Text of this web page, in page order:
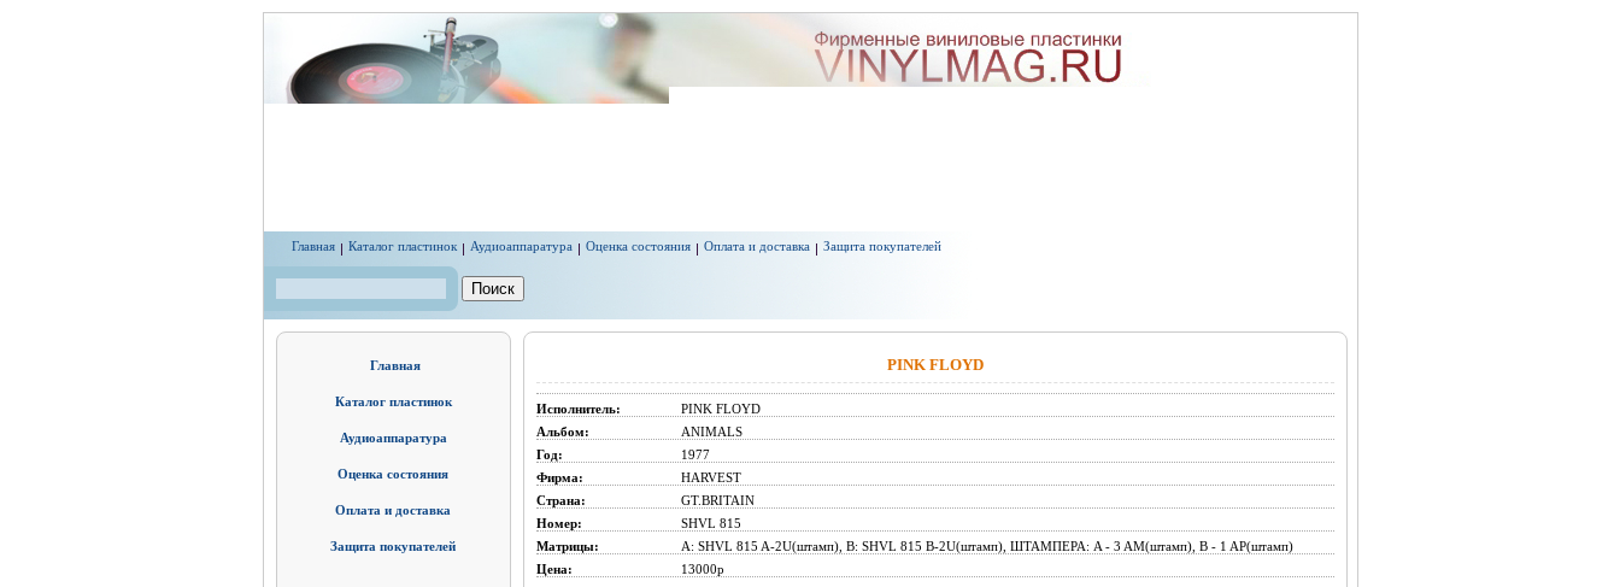
Главная Каталог пластинок Аудиоаппаратура Оценка состояния Оплата и доставка Защита покупателей
Главная
Каталог пластинок
Аудиоаппаратура
Оценка состояния
Оплата и доставка
Защита покупателей
PINK FLOYD
Исполнитель:
PINK FLOYD
Альбом:
ANIMALS
Год:
1977
Фирма:
HARVEST
Страна:
GT.BRITAIN
Номер:
SHVL 815
Матрицы:
A: SHVL 815 A-2U(штамп), B: SHVL 815 B-2U(штамп), ШТАМПЕРА: A - 3 AM(штамп), B - 1 AP(штамп)
Цена:
13000р